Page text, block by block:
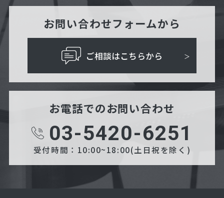
お問い合わせフォームから
ご相談はこちらから
お電話でのお問い合わせ
03-5420-6251
受付時間：10:00~18:00(土日祝を除く)